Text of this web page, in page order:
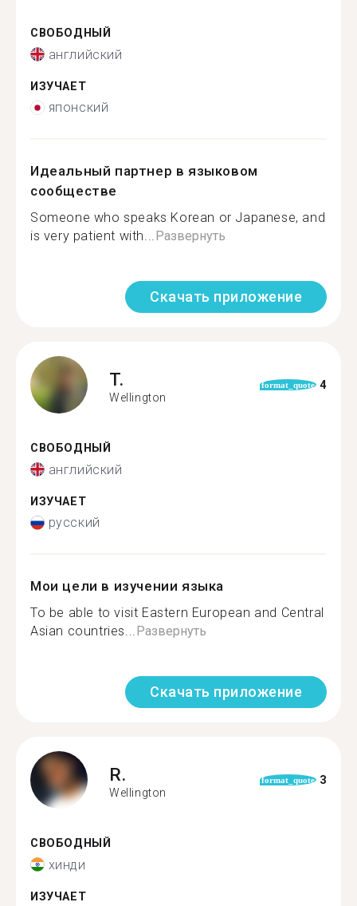
СВОБОДНЫЙ
английский
ИЗУЧАЕТ
японский
Идеальный партнер в языковом
сообществе
Someone who speaks Korean or Japanese, and
is very patient with...Развернуть
Скачать приложение
T.
Wellington
format_quote 4
СВОБОДНЫЙ
английский
ИЗУЧАЕТ
русский
Мои цели в изучении языка
To be able to visit Eastern European and Central
Asian countries...Развернуть
Скачать приложение
R.
Wellington
format_quote 3
СВОБОДНЫЙ
хинди
ИЗУЧАЕТ